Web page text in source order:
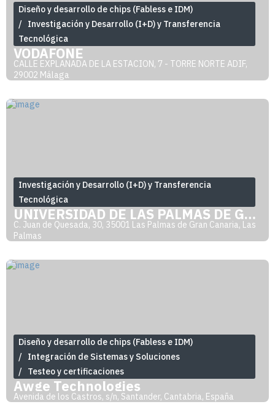
Diseño y desarrollo de chips (Fabless e IDM)
Investigación y Desarrollo (I+D) y Transferencia
Tecnológica
VODAFONE
CALLE EXPLANADA DE LA ESTACION, 7 - TORRE NORTE ADIF,
29002 Málaga
Investigación y Desarrollo (I+D) y Transferencia
Tecnológica
UNIVERSIDAD DE LAS PALMAS DE GRAN CANARI
C. Juan de Quesada, 30, 35001 Las Palmas de Gran Canaria, Las
Palmas
Diseño y desarrollo de chips (Fabless e IDM)
Integración de Sistemas y Soluciones
Testeo y certificaciones
Awge Technologies
Avenida de los Castros, s/n, Santander, Cantabria, España